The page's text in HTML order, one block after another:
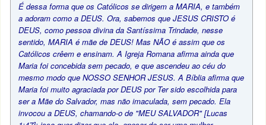
É dessa forma que os Católicos se dirigem a MARIA, e também
a adoram como a DEUS. Ora, sabemos que JESUS CRISTO é
DEUS, como pessoa divina da Santíssima Trindade, nesse
sentido, MARIA é mãe de DEUS! Mas NÃO é assim que os
Católicos crêem e ensinam. A Igreja Romana afirma ainda que
Maria foi concebida sem pecado, e que ascendeu ao céu do
mesmo modo que NOSSO SENHOR JESUS. A Bíblia afirma que
Maria foi muito agraciada por DEUS por Ter sido escolhida para
ser a Mãe do Salvador, mas não imaculada, sem pecado. Ela
invocou a DEUS, chamando-o de "MEU SALVADOR" [Lucas